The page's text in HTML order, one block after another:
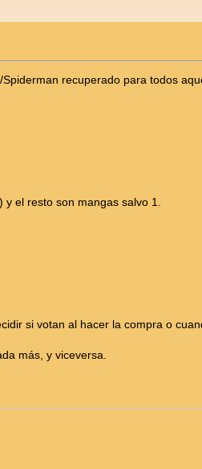
recuperado para todos
el resto son mangas salvo 1.
si votan al hacer la compra o
más, y viceversa.